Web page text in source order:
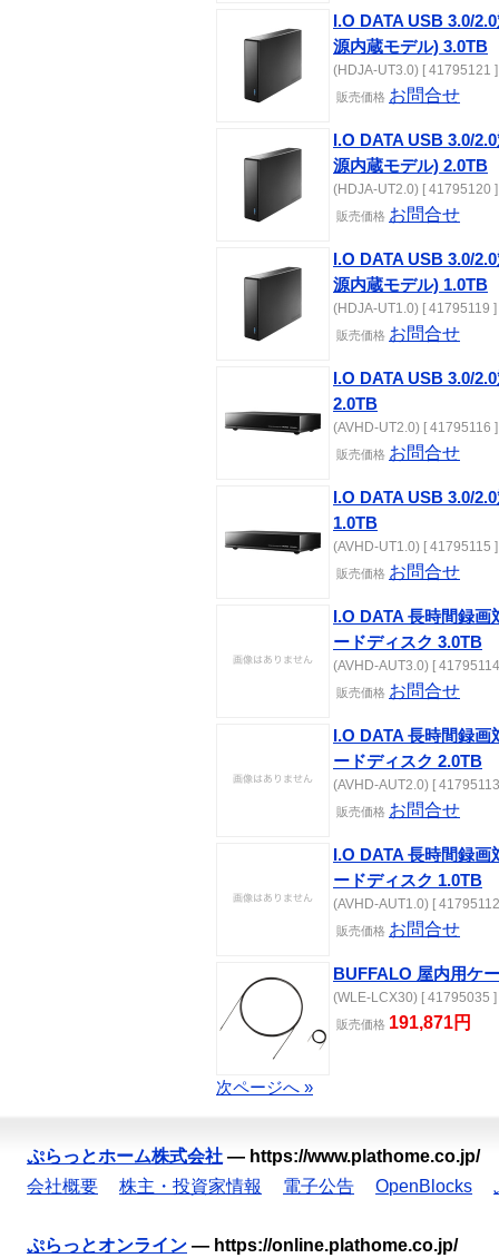
I.O DATA USB 3.0/
源内蔵モデル) 3.0TB
(HDJA-UT3.0) [ 41795121 ]
販売価格 お問合せ
I.O DATA USB 3.0/
源内蔵モデル) 2.0TB
(HDJA-UT2.0) [ 41795120 ]
販売価格 お問合せ
I.O DATA USB 3.0/
源内蔵モデル) 1.0TB
(HDJA-UT1.0) [ 41795119 ]
販売価格 お問合せ
I.O DATA USB 3.0/
2.0TB
(AVHD-UT2.0) [ 41795116 ]
販売価格 お問合せ
I.O DATA USB 3.0/
1.0TB
(AVHD-UT1.0) [ 41795115 ]
販売価格 お問合せ
I.O DATA 長時間録
ードディスク 3.0TB
(AVHD-AUT3.0) [
販売価格 お問合せ
I.O DATA 長時間録
ードディスク 2.0TB
(AVHD-AUT2.0) [
販売価格 お問合せ
I.O DATA 長時間録
ードディスク 1.0TB
(AVHD-AUT1.0) [
販売価格 お問合せ
BUFFALO 屋内用ケ
(WLE-LCX30) [ 41795035 ]
販売価格 191,871円
次ページへ »
ぷらっとホーム株式会社 — https://www.plathome.co.jp/
会社概要
株主・投資家情報 電子公告 OpenBlocks
ぷらっとオンライン — https://online.plathome.co.jp/